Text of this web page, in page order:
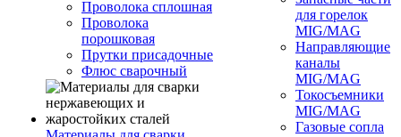
Проволока сплошная
Проволока
порошковая
Прутки присадочные
Флюс сварочный
для горелок
MIG/MAG
Направляющие
каналы
MIG/MAG
Токосъемники
MIG/MAG
Газовые сопла